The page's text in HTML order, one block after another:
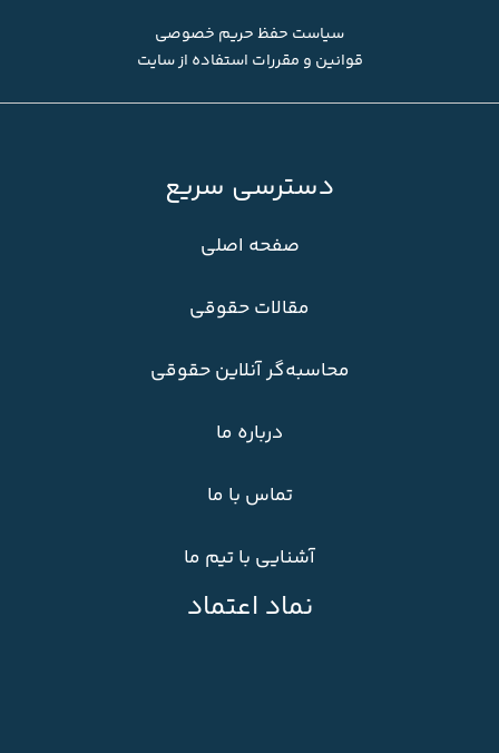
سیاست حفظ حریم خصوصی
قوانین و مقررات استفاده از سایت
دسترسی سریع
صفحه اصلی
مقالات حقوقی
محاسبه‌گر آنلاین حقوقی
درباره ما
تماس با ما
آشنایی با تیم ما
نماد اعتماد